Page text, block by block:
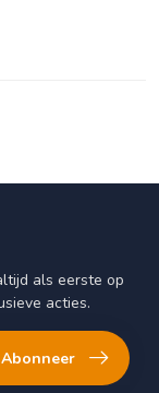
als eerste op
acties.
Abonneer